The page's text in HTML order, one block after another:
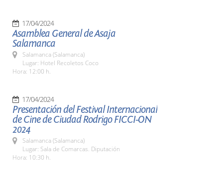
17/04/2024
Asamblea General de Asaja
Salamanca
Salamanca (Salamanca)
Lugar: Hotel Recoletos Coco
Hora: 12:00 h.
17/04/2024
Presentación del Festival Internacional
de Cine de Ciudad Rodrigo FICCI-ON
2024
Salamanca (Salamanca)
Lugar: Sala de Comarcas. Diputación
Hora: 10:30 h.